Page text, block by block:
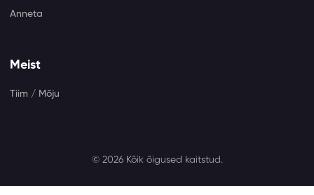
Anneta
Meist
Tiim / Mõju
© 2026 Kõik õigused kaitstud.